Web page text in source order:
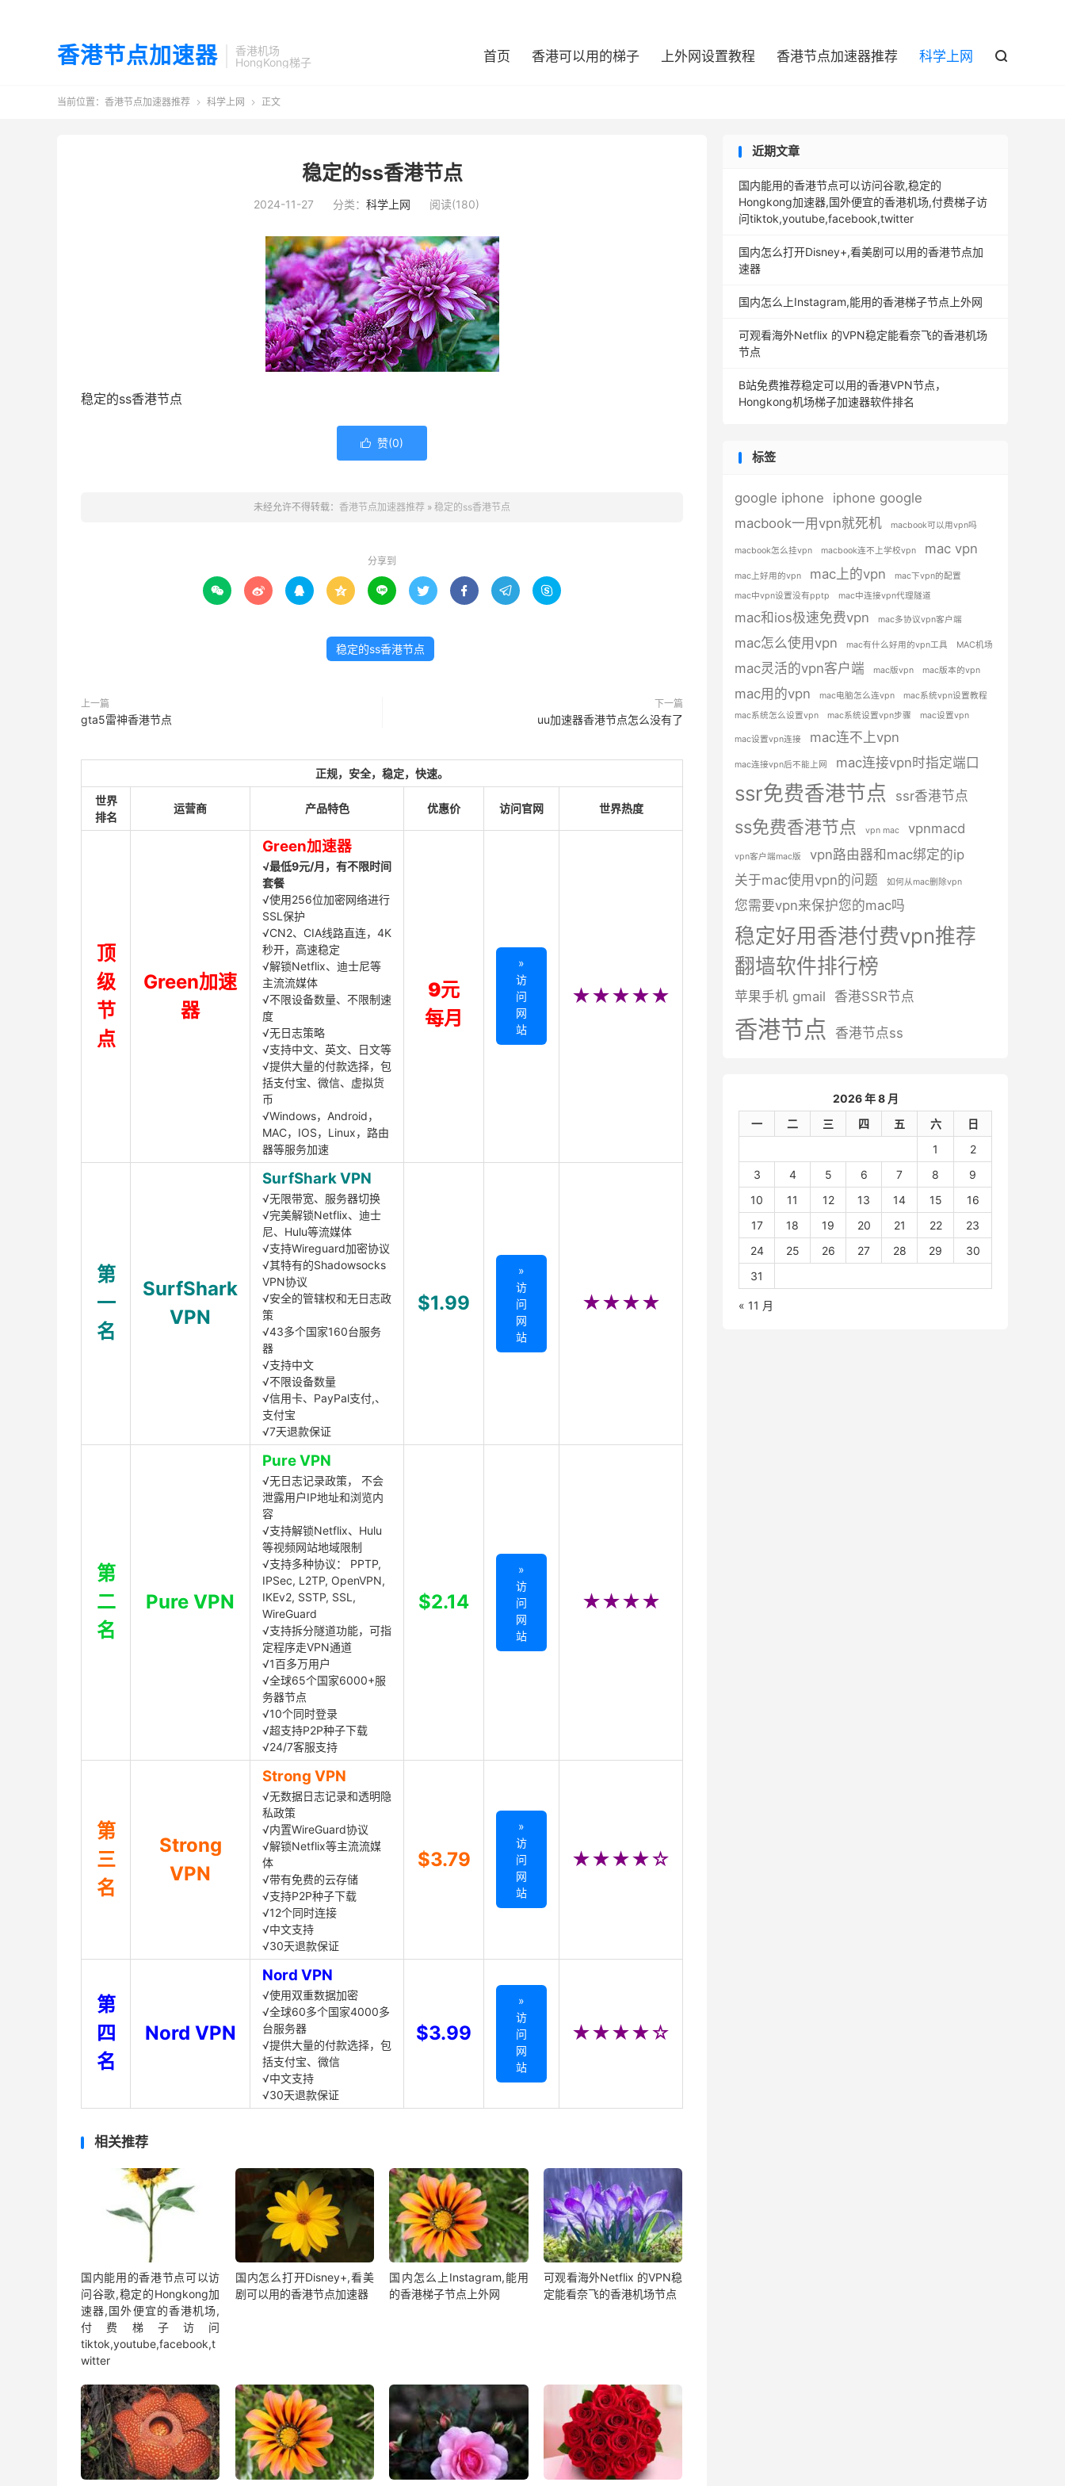
香港节点加速器
香港机场
HongKong梯子
首页 香港可以用的梯子 上外网设置教程 香港节点加速器推荐 科学上网 
当前位置： 香港节点加速器推荐  科学上网  正文
稳定的ss香港节点
2024-11-27 分类： 科学上网 阅读(180)
稳定的ss香港节点
 赞(0)
未经允许不得转载： 香港节点加速器推荐 » 稳定的ss香港节点
分享到
        
稳定的ss香港节点
上一篇
gta5雷神香港节点
下一篇
uu加速器香港节点怎么没有了
正规，安全，稳定，快速。
世界
排名
运营商 产品特色 优惠价 访问官网 世界热度
顶
级
节
点
Green加速
器
Green加速器
√最低9元/月，有不限时间
套餐
√使用256位加密网络进行
SSL保护
√CN2、CIA线路直连，4K
秒开，高速稳定
√解锁Netflix、迪士尼等
主流流媒体
√不限设备数量、不限制速
度
√无日志策略
√支持中文、英文、日文等
√提供大量的付款选择，包
括支付宝、微信、虚拟货
币
√Windows，Android，
MAC，IOS，Linux，路由
器等服务加速
9元
每月
»
访
问
网
站
★★★★★
第
一
名
SurfShark
VPN
SurfShark VPN
√无限带宽、服务器切换
√完美解锁Netflix、迪士
尼、Hulu等流媒体
√支持Wireguard加密协议
√其特有的Shadowsocks
VPN协议
√安全的管辖权和无日志政
策
√43多个国家160台服务
器
√支持中文
√不限设备数量
√信用卡、PayPal支付,、
支付宝
√7天退款保证
$1.99
»
访
问
网
站
★★★★
第
二
名
Pure VPN
Pure VPN
√无日志记录政策， 不会
泄露用户IP地址和浏览内
容
√支持解锁Netflix、Hulu
等视频网站地域限制
√支持多种协议： PPTP,
IPSec, L2TP, OpenVPN,
IKEv2, SSTP, SSL,
WireGuard
√支持拆分隧道功能，可指
定程序走VPN通道
√1百多万用户
√全球65个国家6000+服
务器节点
√10个同时登录
√超支持P2P种子下载
√24/7客服支持
$2.14
»
访
问
网
站
★★★★
第
三
名
Strong
VPN
Strong VPN
√无数据日志记录和透明隐
私政策
√内置WireGuard协议
√解锁Netflix等主流流媒
体
√带有免费的云存储
√支持P2P种子下载
√12个同时连接
√中文支持
√30天退款保证
$3.79
»
访
问
网
站
★★★★☆
第
四
名
Nord VPN
Nord VPN
√使用双重数据加密
√全球60多个国家4000多
台服务器
√提供大量的付款选择，包
括支付宝、微信
√中文支持
√30天退款保证
$3.99
»
访
问
网
站
★★★★☆
相关推荐
国内能用的香港节点可以访
问谷歌,稳定的Hongkong加
速器,国外便宜的香港机场,
付费梯子访问
tiktok,youtube,facebook,t
witter
国内怎么打开Disney+,看美
剧可以用的香港节点加速器
国内怎么上Instagram,能用
的香港梯子节点上外网
可观看海外Netflix 的VPN稳
定能看奈飞的香港机场节点
近期文章
国内能用的香港节点可以访问谷歌,稳定的
Hongkong加速器,国外便宜的香港机场,付费梯子访
问tiktok,youtube,facebook,twitter
国内怎么打开Disney+,看美剧可以用的香港节点加
速器
国内怎么上Instagram,能用的香港梯子节点上外网
可观看海外Netflix 的VPN稳定能看奈飞的香港机场
节点
B站免费推荐稳定可以用的香港VPN节点，
Hongkong机场梯子加速器软件排名
标签
google iphone
iphone google
macbook一用vpn就死机
macbook可以用vpn吗
macbook怎么挂vpn macbook连不上学校vpn mac vpn
mac上好用的vpn mac上的vpn
mac下vpn的配置
mac中vpn设置没有pptp
mac中连接vpn代理隧道
mac和ios极速免费vpn mac多协议vpn客户端
mac怎么使用vpn mac有什么好用的vpn工具 MAC机场
mac灵活的vpn客户端 mac版vpn mac版本的vpn
mac用的vpn mac电脑怎么连vpn
mac系统vpn设置教程
mac系统怎么设置vpn
mac系统设置vpn步骤 mac设置vpn
mac设置vpn连接 mac连不上vpn
mac连接vpn后不能上网 mac连接vpn时指定端口
ssr免费香港节点 ssr香港节点
ss免费香港节点 vpn mac vpnmacd
vpn客户端mac版
vpn路由器和mac绑定的ip
关于mac使用vpn的问题
如何从mac删除vpn
您需要vpn来保护您的mac吗
稳定好用香港付费vpn推荐
翻墙软件排行榜
苹果手机 gmail 香港SSR节点
香港节点 香港节点ss
2026 年 8 月
一
二 三 四 五 六
日
1
2
3
4 5 6 7 8
9
10
11 12 13 14 15
16
17
18 19 20 21 22
23
24
25 26 27 28 29
30
31
« 11 月